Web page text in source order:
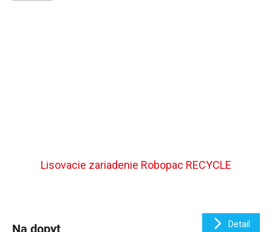
Lisovacie zariadenie Robopac RECYCLE
Na dopyt Detail